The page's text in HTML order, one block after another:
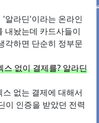
알라딘'이라는 온라인
내놨는데 카드사들이
각하면 단순히 정부문
스 없이 결제를? 알라딘
없는 결제에 대해서
이 인증을 받았던 전력